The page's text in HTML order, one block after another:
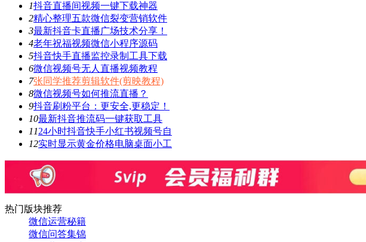
1抖音直播间视频一键下载神器
2精心整理五款微信裂变营销软件
3最新抖音卡直播广场技术分享！
4老年祝福视频微信小程序源码
5抖音快手直播监控录制工具下载
6微信视频号无人直播视频教程
7张同学推荐剪辑软件(剪映教程)
8微信视频号如何推流直播？
9抖音刷粉平台：更安全,更稳定！
10最新抖音推流码一键获取工具
1124小时抖音快手小红书视频号自
12实时显示黄金价格电脑桌面小工
热门版块推荐
微信运营秘籍
微信问答集锦